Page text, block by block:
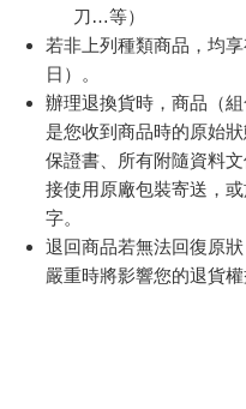
刀…等）
若非上列種類商品，均
日）。
辦理退換貨時，商品（
是您收到商品時的原始
保證書、所有附隨資料
接使用原廠包裝寄送，
字。
退回商品若無法回復原
嚴重時將影響您的退貨權